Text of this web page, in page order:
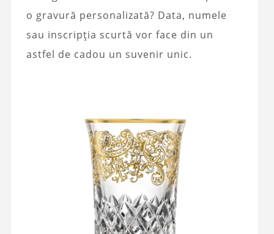
o gravură personalizată? Data, numele
sau inscripția scurtă vor face din un
astfel de cadou un suvenir unic.